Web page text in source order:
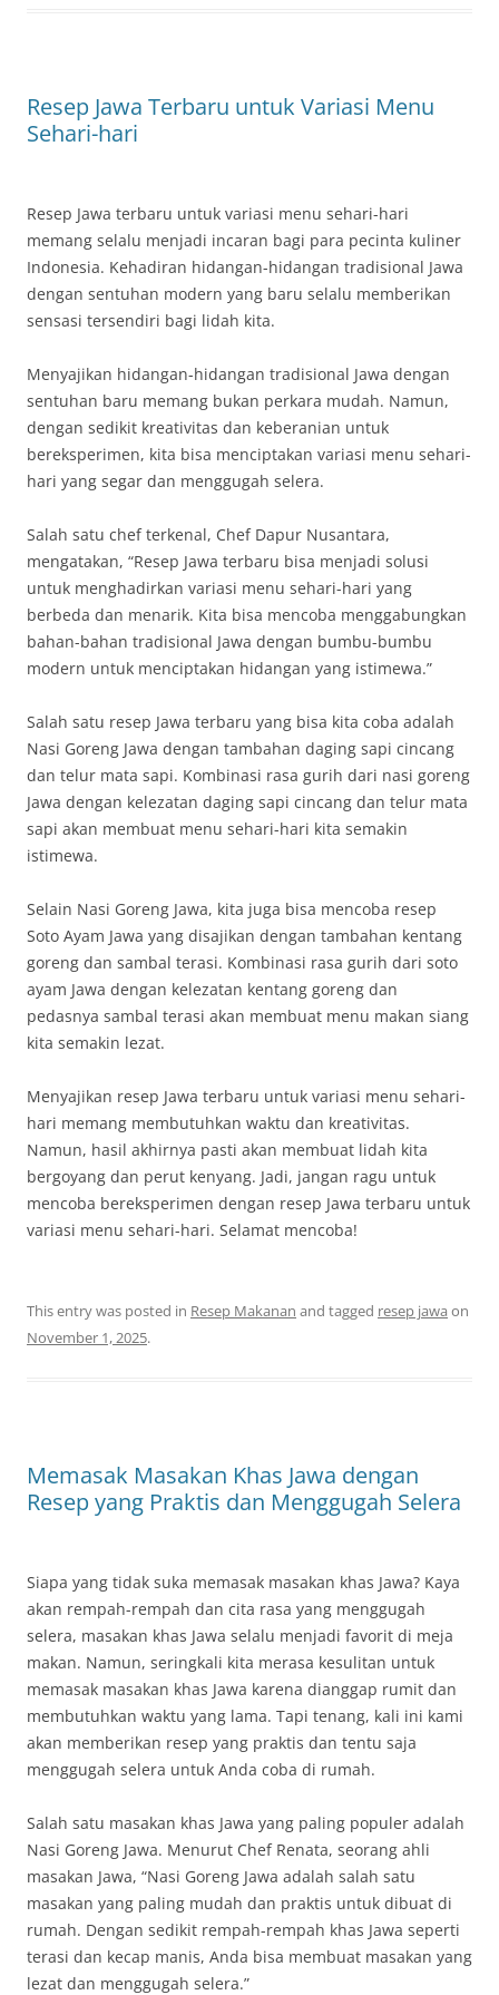
Resep Jawa Terbaru untuk Variasi Menu
Sehari-hari
Resep Jawa terbaru untuk variasi menu sehari-hari
memang selalu menjadi incaran bagi para pecinta kuliner
Indonesia. Kehadiran hidangan-hidangan tradisional Jawa
dengan sentuhan modern yang baru selalu memberikan
sensasi tersendiri bagi lidah kita.
Menyajikan hidangan-hidangan tradisional Jawa dengan
sentuhan baru memang bukan perkara mudah. Namun,
dengan sedikit kreativitas dan keberanian untuk
bereksperimen, kita bisa menciptakan variasi menu sehari-
hari yang segar dan menggugah selera.
Salah satu chef terkenal, Chef Dapur Nusantara,
mengatakan, “Resep Jawa terbaru bisa menjadi solusi
untuk menghadirkan variasi menu sehari-hari yang
berbeda dan menarik. Kita bisa mencoba menggabungkan
bahan-bahan tradisional Jawa dengan bumbu-bumbu
modern untuk menciptakan hidangan yang istimewa.”
Salah satu resep Jawa terbaru yang bisa kita coba adalah
Nasi Goreng Jawa dengan tambahan daging sapi cincang
dan telur mata sapi. Kombinasi rasa gurih dari nasi goreng
Jawa dengan kelezatan daging sapi cincang dan telur mata
sapi akan membuat menu sehari-hari kita semakin
istimewa.
Selain Nasi Goreng Jawa, kita juga bisa mencoba resep
Soto Ayam Jawa yang disajikan dengan tambahan kentang
goreng dan sambal terasi. Kombinasi rasa gurih dari soto
ayam Jawa dengan kelezatan kentang goreng dan
pedasnya sambal terasi akan membuat menu makan siang
kita semakin lezat.
Menyajikan resep Jawa terbaru untuk variasi menu sehari-
hari memang membutuhkan waktu dan kreativitas.
Namun, hasil akhirnya pasti akan membuat lidah kita
bergoyang dan perut kenyang. Jadi, jangan ragu untuk
mencoba bereksperimen dengan resep Jawa terbaru untuk
variasi menu sehari-hari. Selamat mencoba!
This entry was posted in Resep Makanan and tagged resep jawa on
November 1, 2025.
Memasak Masakan Khas Jawa dengan
Resep yang Praktis dan Menggugah Selera
Siapa yang tidak suka memasak masakan khas Jawa? Kaya
akan rempah-rempah dan cita rasa yang menggugah
selera, masakan khas Jawa selalu menjadi favorit di meja
makan. Namun, seringkali kita merasa kesulitan untuk
memasak masakan khas Jawa karena dianggap rumit dan
membutuhkan waktu yang lama. Tapi tenang, kali ini kami
akan memberikan resep yang praktis dan tentu saja
menggugah selera untuk Anda coba di rumah.
Salah satu masakan khas Jawa yang paling populer adalah
Nasi Goreng Jawa. Menurut Chef Renata, seorang ahli
masakan Jawa, “Nasi Goreng Jawa adalah salah satu
masakan yang paling mudah dan praktis untuk dibuat di
rumah. Dengan sedikit rempah-rempah khas Jawa seperti
terasi dan kecap manis, Anda bisa membuat masakan yang
lezat dan menggugah selera.”